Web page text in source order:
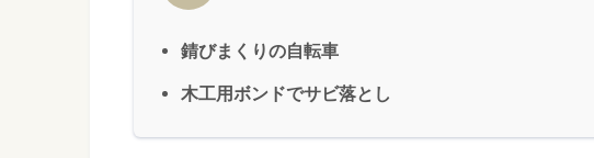
錆びまくりの自転車
木工用ボンドでサビ落とし